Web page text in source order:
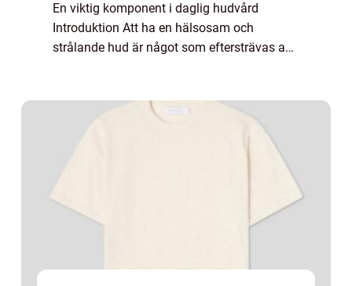
En viktig komponent i daglig hudvård
Introduktion Att ha en hälsosam och
strålande hud är något som eftersträvas av